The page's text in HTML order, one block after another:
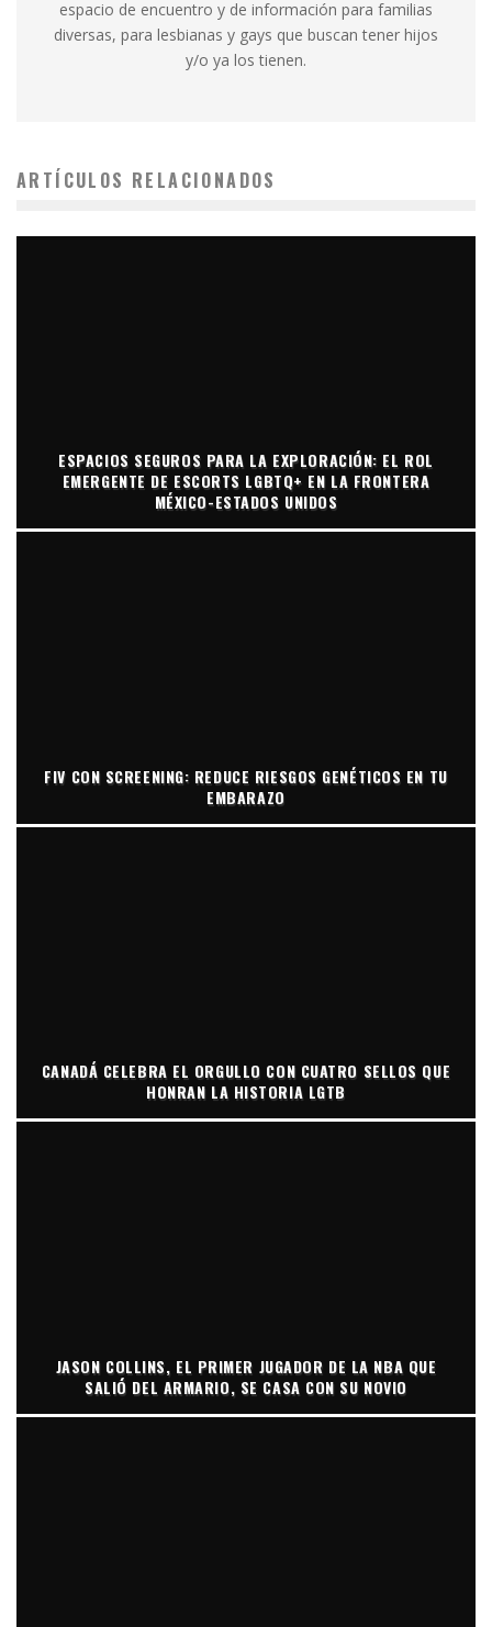
espacio de encuentro y de información para familias
diversas, para lesbianas y gays que buscan tener hijos
y/o ya los tienen.
ARTÍCULOS RELACIONADOS
ESPACIOS SEGUROS PARA LA EXPLORACIÓN: EL ROL
EMERGENTE DE ESCORTS LGBTQ+ EN LA FRONTERA
MÉXICO-ESTADOS UNIDOS
FIV CON SCREENING: REDUCE RIESGOS GENÉTICOS EN TU
EMBARAZO
CANADÁ CELEBRA EL ORGULLO CON CUATRO SELLOS QUE
HONRAN LA HISTORIA LGTB
JASON COLLINS, EL PRIMER JUGADOR DE LA NBA QUE
SALIÓ DEL ARMARIO, SE CASA CON SU NOVIO